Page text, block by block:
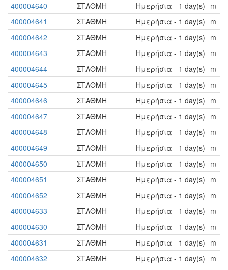
400004640
ΣΤΑΘΜΗ Ημερήσια - 1 day(s) m
400004641
ΣΤΑΘΜΗ Ημερήσια - 1 day(s) m
400004642
ΣΤΑΘΜΗ Ημερήσια - 1 day(s) m
400004643
ΣΤΑΘΜΗ Ημερήσια - 1 day(s) m
400004644
ΣΤΑΘΜΗ Ημερήσια - 1 day(s) m
400004645
ΣΤΑΘΜΗ Ημερήσια - 1 day(s) m
400004646
ΣΤΑΘΜΗ Ημερήσια - 1 day(s) m
400004647
ΣΤΑΘΜΗ Ημερήσια - 1 day(s) m
400004648
ΣΤΑΘΜΗ Ημερήσια - 1 day(s) m
400004649
ΣΤΑΘΜΗ Ημερήσια - 1 day(s) m
400004650
ΣΤΑΘΜΗ Ημερήσια - 1 day(s) m
400004651
ΣΤΑΘΜΗ Ημερήσια - 1 day(s) m
400004652
ΣΤΑΘΜΗ Ημερήσια - 1 day(s) m
400004633
ΣΤΑΘΜΗ Ημερήσια - 1 day(s) m
400004630
ΣΤΑΘΜΗ Ημερήσια - 1 day(s) m
400004631
ΣΤΑΘΜΗ Ημερήσια - 1 day(s) m
400004632
ΣΤΑΘΜΗ Ημερήσια - 1 day(s) m